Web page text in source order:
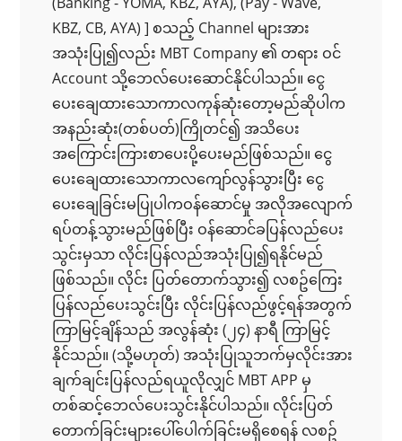
KBZ, CB, AYA) ] စသည့် Channel များအား
အသုံးပြု၍လည်း MBT Company ၏ တရား ဝင်
Account သို့ဘေလ်ပေးဆောင်နိုင်ပါသည်။ ငွေ
ပေးချေထားသောကာလကုန်ဆုံးတော့မည်ဆိုပါက
အနည်းဆုံး(တစ်ပတ်)ကြိုတင်၍ အသိပေး
အကြောင်းကြားစာပေးပို့ပေးမည်ဖြစ်သည်။ ငွေ
ပေးချေထားသောကာလကျော်လွန်သွားပြီး ငွေ
ပေးချေခြင်းမပြုပါကဝန်ဆောင်မှု အလိုအလျောက်
ရပ်တန့်သွားမည်ဖြစ်ပြီး ဝန်ဆောင်ခပြန်လည်ပေး
သွင်းမှသာ လိုင်းပြန်လည်အသုံးပြု၍ရနိုင်မည်
ဖြစ်သည်။ လိုင်း ပြတ်တောက်သွား၍ လစဥ်ကြေး
ပြန်လည်ပေးသွင်းပြီး လိုင်းပြန်လည်ဖွင့်ရန်အတွက်
ကြာမြင့်ချိန်သည် အလွန်ဆုံး (၂၄) နာရီ ကြာမြင့်
နိုင်သည်။ (သို့မဟုတ်) အသုံးပြုသူဘက်မှလိုင်းအား
ချက်ချင်းပြန်လည်ရယူလိုလျှင် MBT APP မှ
တစ်ဆင့်ဘေလ်ပေးသွင်းနိုင်ပါသည်။ လိုင်းပြတ်
တောက်ခြင်းများပေါ်ပေါက်ခြင်းမရှိစေရန် လစဥ်